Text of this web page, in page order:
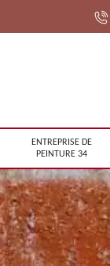
ENTREPRISE DE
PEINTURE 34